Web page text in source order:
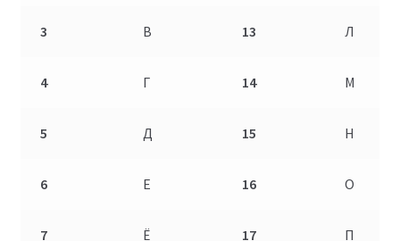
3 В 13 Л
4 Г 14 М
5 Д 15 Н
6 Е 16 О
7 Ё 17 П